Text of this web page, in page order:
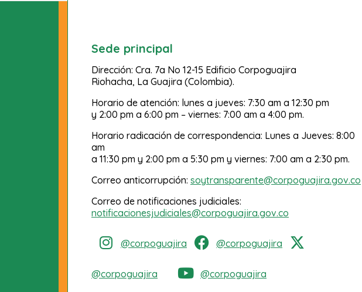
Sede principal
Dirección: Cra. 7a No 12-15 Edificio Corpoguajira
Riohacha, La Guajira (Colombia).
Horario de atención: lunes a jueves: 7:30 am a 12:30 pm
y 2:00 pm a 6:00 pm – viernes: 7:00 am a 4:00 pm.
Horario radicación de correspondencia: Lunes a Jueves: 8:00
am
a 11:30 pm y 2:00 pm a 5:30 pm y viernes: 7:00 am a 2:30 pm.
Correo anticorrupción: soytransparente@corpoguajira.gov.co
Correo de notificaciones judiciales:
notificacionesjudiciales@corpoguajira.gov.co
@corpoguajira @corpoguajira
@corpoguajira @corpoguajira